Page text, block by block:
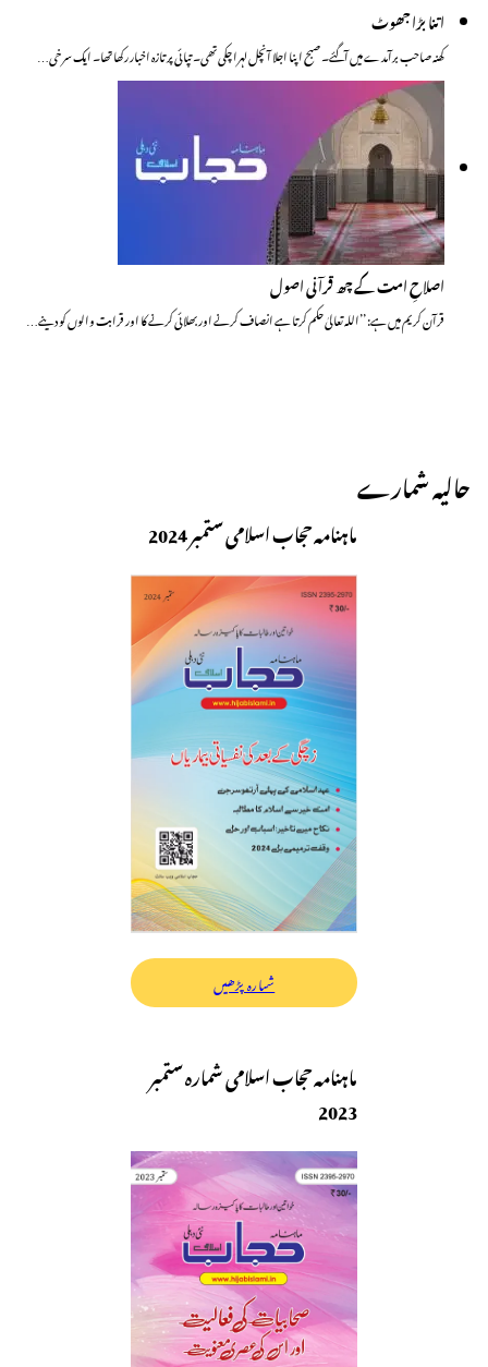
اتنا بڑا جھوٹ
کھنہ صاحب برآمدے میں آگئے۔ صبح اپنا اجلا آنچل لہرا چکی تھی۔ تپائی پر تازہ اخبار رکھا تھا۔ ایک سرخی…
اصلاحِ امت کے چھ قرآنی اصول
قرآن کریم میں ہے: ’’اللہ تعالیٰ حکم کرتا ہے انصاف کرنے اور بھلائی کرنے کا اور قرابت والوں کو دینے…
حالیہ شمارے
ماہنامہ حجاب اسلامی ستمبر 2024
شمارہ پڑھیں
ماہنامہ حجاب اسلامی شمارہ ستمبر
2023